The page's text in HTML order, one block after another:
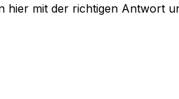
hier mit der richtigen Antwort